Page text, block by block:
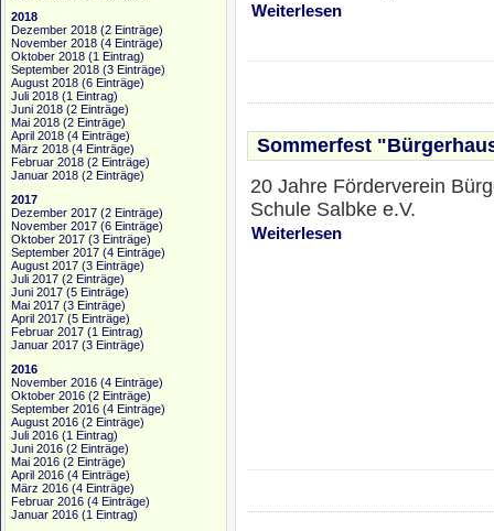
2018
Dezember 2018 (2 Einträge)
November 2018 (4 Einträge)
Oktober 2018 (1 Eintrag)
September 2018 (3 Einträge)
August 2018 (6 Einträge)
Juli 2018 (1 Eintrag)
Juni 2018 (2 Einträge)
Mai 2018 (2 Einträge)
April 2018 (4 Einträge)
März 2018 (4 Einträge)
Februar 2018 (2 Einträge)
Januar 2018 (2 Einträge)
2017
Dezember 2017 (2 Einträge)
November 2017 (6 Einträge)
Oktober 2017 (3 Einträge)
September 2017 (4 Einträge)
August 2017 (3 Einträge)
Juli 2017 (2 Einträge)
Juni 2017 (5 Einträge)
Mai 2017 (3 Einträge)
April 2017 (5 Einträge)
Februar 2017 (1 Eintrag)
Januar 2017 (3 Einträge)
2016
November 2016 (4 Einträge)
Oktober 2016 (2 Einträge)
September 2016 (4 Einträge)
August 2016 (2 Einträge)
Juli 2016 (1 Eintrag)
Juni 2016 (2 Einträge)
Mai 2016 (2 Einträge)
April 2016 (4 Einträge)
März 2016 (4 Einträge)
Februar 2016 (4 Einträge)
Januar 2016 (1 Eintrag)
Weiterlesen
Sommerfest
20 Jahre Förderverein
Schule Salbke e.V.
Weiterlesen